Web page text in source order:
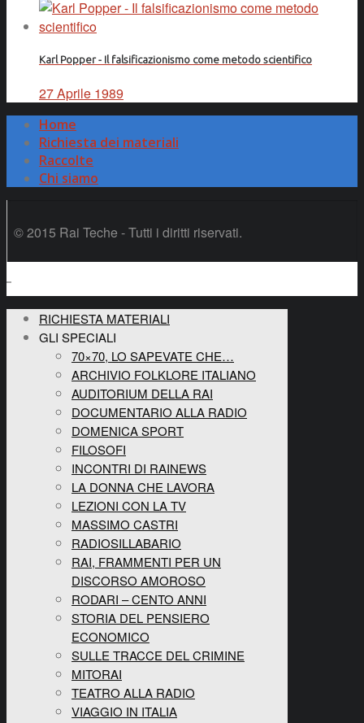
Karl Popper - Il falsificazionismo come metodo scientifico
27 Aprile 1989
Home
Richiesta dei materiali
Raccolte
Chi siamo
© 2015 Rai Teche - Tutti i diritti riservati.
RICHIESTA MATERIALI
GLI SPECIALI
70×70, LO SAPEVATE CHE…
ARCHIVIO FOLKLORE ITALIANO
AUDITORIUM DELLA RAI
DOCUMENTARIO ALLA RADIO
DOMENICA SPORT
FILOSOFI
INCONTRI DI RAINEWS
LA DONNA CHE LAVORA
LEZIONI CON LA TV
MASSIMO CASTRI
RADIOSILLABARIO
RAI, FRAMMENTI PER UN
DISCORSO AMOROSO
RODARI – CENTO ANNI
STORIA DEL PENSIERO
ECONOMICO
SULLE TRACCE DEL CRIMINE
MITORAI
TEATRO ALLA RADIO
VIAGGIO IN ITALIA